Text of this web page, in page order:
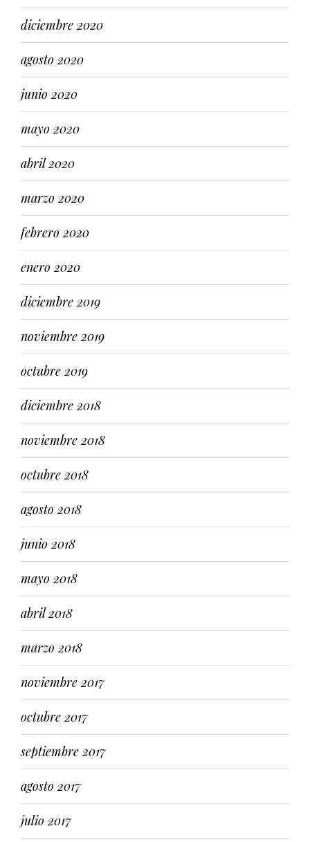
diciembre 2020
agosto 2020
junio 2020
mayo 2020
abril 2020
marzo 2020
febrero 2020
enero 2020
diciembre 2019
noviembre 2019
octubre 2019
diciembre 2018
noviembre 2018
octubre 2018
agosto 2018
junio 2018
mayo 2018
abril 2018
marzo 2018
noviembre 2017
octubre 2017
septiembre 2017
agosto 2017
julio 2017